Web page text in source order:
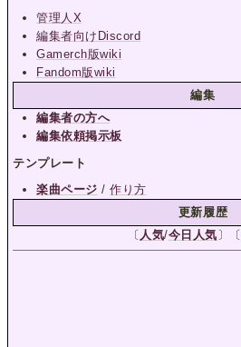
管理人X
編集者向けDiscord
Gamerch版wiki
Fandom版wiki
編集
編集者の方へ
編集依頼掲示板
テンプレート
楽曲ページ /作り方
更新履歴
〔 人気/今日人気〕〔